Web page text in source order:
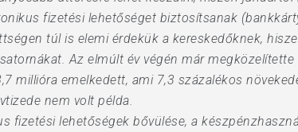
fizetési lehetőséget biztosítsanak
túl is elemi érdekük a kereskedőknek,
Az elmúlt év végén már
millióra emelkedett, ami 7,3 százalékos
nem volt példa.
fizetési lehetőségek bővülése, a